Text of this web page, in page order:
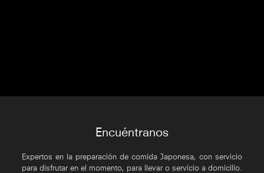
Encuéntranos
Expertos en la preparación de comida Japonesa, con servicio
para disfrutar en el momento, para llevar o servicio a domicilio.